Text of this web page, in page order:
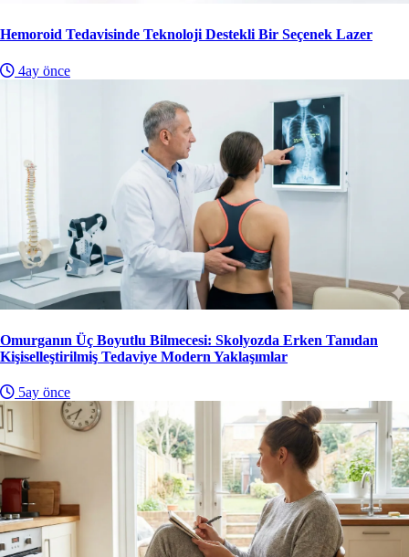
Hemoroid Tedavisinde Teknoloji Destekli Bir Seçenek Lazer
4ay önce
Omurganın Üç Boyutlu Bilmecesi: Skolyozda Erken Tanıdan
Kişiselleştirilmiş Tedaviye Modern Yaklaşımlar
5ay önce